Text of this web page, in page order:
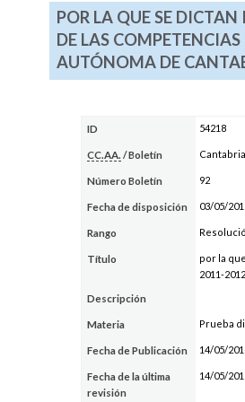
POR LA QUE SE
DE LAS
AUTÓNOMA DE
ID 54218
CC.AA. / Boletín Cantabria
Número Boletín 92
Fecha de disposición 03/05/
Rango
Título
por la
2011-
Descripción
Materia Prueba
Fecha de Publicación 14/05/
Fecha de la última
revisión
14/05/